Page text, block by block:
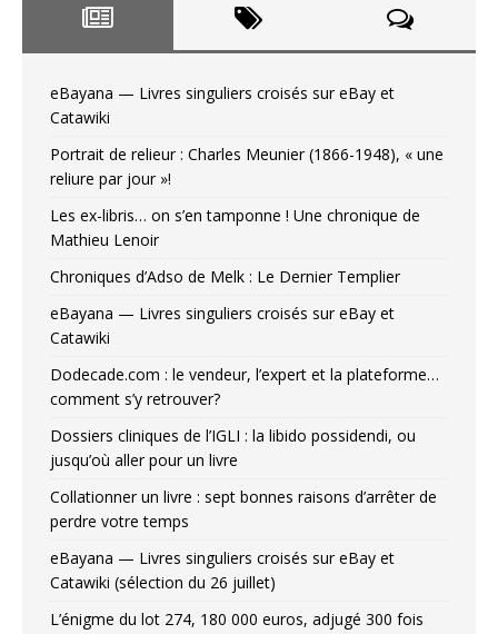
eBayana — Livres singuliers croisés sur eBay et
Catawiki
Portrait de relieur : Charles Meunier (1866-1948), « une
reliure par jour »!
Les ex-libris… on s’en tamponne ! Une chronique de
Mathieu Lenoir
Chroniques d’Adso de Melk : Le Dernier Templier
eBayana — Livres singuliers croisés sur eBay et
Catawiki
Dodecade.com : le vendeur, l’expert et la plateforme…
comment s’y retrouver?
Dossiers cliniques de l’IGLI : la libido possidendi, ou
jusqu’où aller pour un livre
Collationner un livre : sept bonnes raisons d’arrêter de
perdre votre temps
eBayana — Livres singuliers croisés sur eBay et
Catawiki (sélection du 26 juillet)
L’énigme du lot 274, 180 000 euros, adjugé 300 fois